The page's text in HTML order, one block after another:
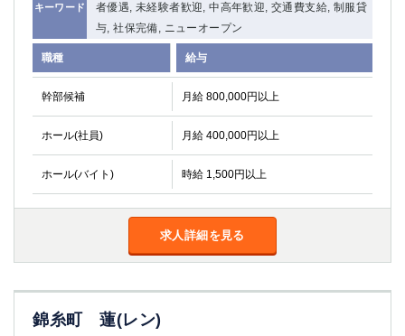
キーワード
者優遇, 未経験者歓迎, 中高年歓迎, 交通費支給, 制服貸
与, 社保完備, ニューオープン
職種 給与
幹部候補 月給 800,000円以上
ホール(社員) 月給 400,000円以上
ホール(バイト) 時給 1,500円以上
求人詳細を見る
錦糸町 蓮(レン)